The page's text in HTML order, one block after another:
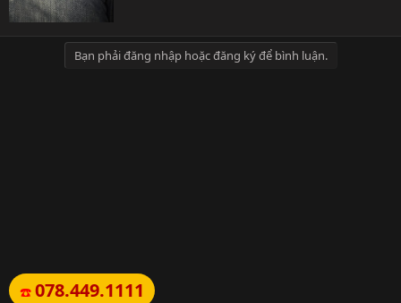
Bạn phải đăng nhập hoặc đăng ký để bình luận.
☎️ 078.449.1111